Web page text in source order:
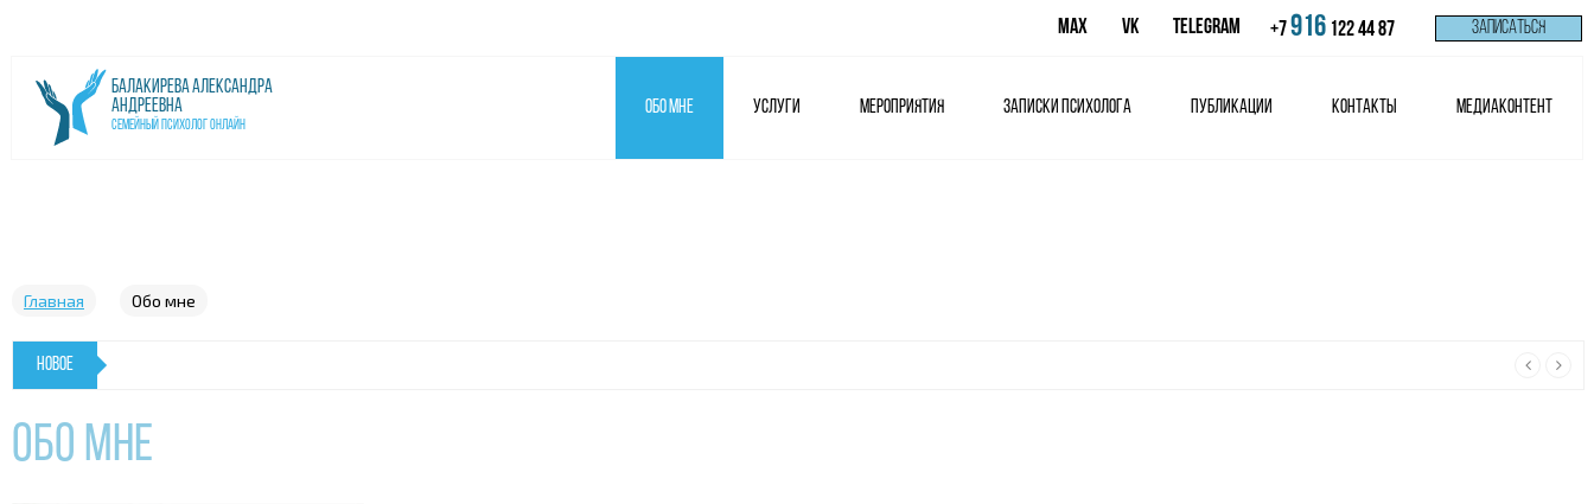
MAX VK Telegram +7916 122 44 87 ЗАПИСАТЬСЯ
Балакирева Александра
Андреевна
Семейный психолог онлайн
Обо мне Услуги Мероприятия Записки психолога Публикации Контакты Медиаконтент
Главная Обо мне
НОВОЕ
Обо мне